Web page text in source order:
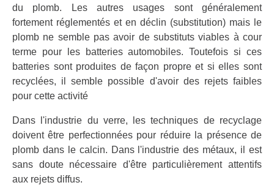
du plomb. Les autres usages sont généralement
fortement réglementés et en déclin (substitution) mais le
plomb ne semble pas avoir de substituts viables à cour
terme pour les batteries automobiles. Toutefois si ces
batteries sont produites de façon propre et si elles sont
recyclées, il semble possible d'avoir des rejets faibles
pour cette activité
Dans l'industrie du verre, les techniques de recyclage
doivent être perfectionnées pour réduire la présence de
plomb dans le calcin. Dans l'industrie des métaux, il est
sans doute nécessaire d'être particulièrement attentifs
aux rejets diffus.